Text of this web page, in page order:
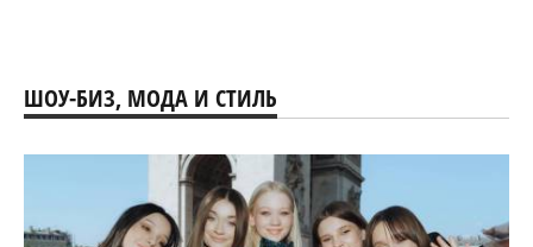
ШОУ-БИЗ, МОДА И СТИЛЬ